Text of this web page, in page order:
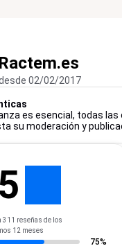
02/02/2017
es esencial, todas
su moderación y
311 reseñas de los
12 meses
75%